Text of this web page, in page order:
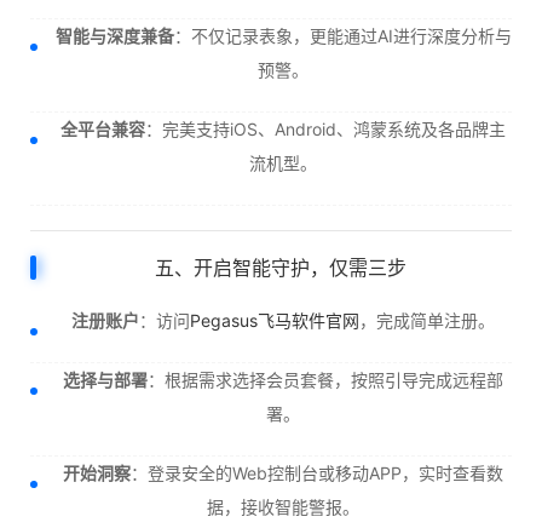
智能与深度兼备：不仅记录表象，更能通过AI进行深度分析与
预警。
全平台兼容：完美支持iOS、Android、鸿蒙系统及各品牌主
流机型。
五、开启智能守护，仅需三步
注册账户：访问Pegasus飞马软件官网，完成简单注册。
选择与部署：根据需求选择会员套餐，按照引导完成远程部
署。
开始洞察：登录安全的Web控制台或移动APP，实时查看数
据，接收智能警报。